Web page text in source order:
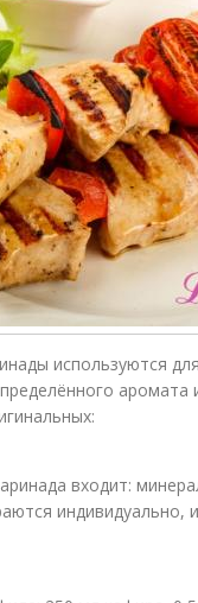
используются
входит:
индивидуально,